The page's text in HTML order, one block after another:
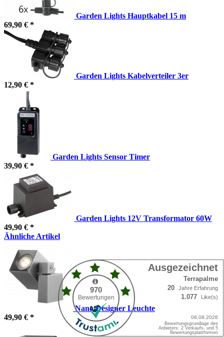
Garden Lights Hauptkabel 15 m
69,90 € *
Garden Lights Kabelverteiler 3er
12,90 € *
Garden Lights Sensor Timer
39,90 € *
Garden Lights 12V Transformator 60W
49,90 € *
Ähnliche Artikel
Nano Designer Leuchte
49,90 € *